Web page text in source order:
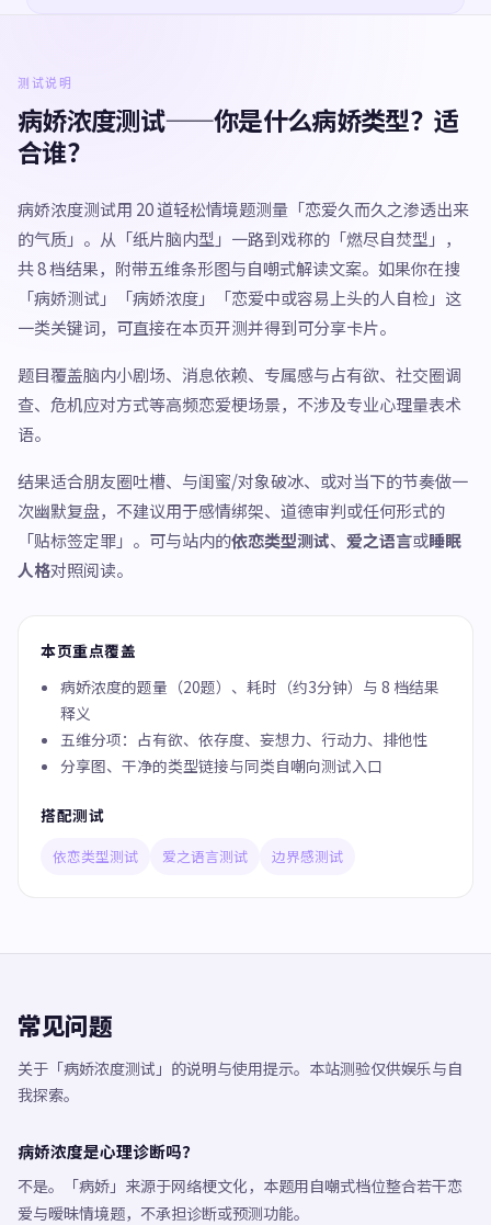
测试说明
病娇浓度测试——你是什么病娇类型？适
合谁？
病娇浓度测试用 20 道轻松情境题测量「恋爱久而久之渗透出来
的气质」。从「纸片脑内型」一路到戏称的「燃尽自焚型」，
共 8 档结果，附带五维条形图与自嘲式解读文案。如果你在搜
「病娇测试」「病娇浓度」「恋爱中或容易上头的人自检」这
一类关键词，可直接在本页开测并得到可分享卡片。
题目覆盖脑内小剧场、消息依赖、专属感与占有欲、社交圈调
查、危机应对方式等高频恋爱梗场景，不涉及专业心理量表术
语。
结果适合朋友圈吐槽、与闺蜜/对象破冰、或对当下的节奏做一
次幽默复盘，不建议用于感情绑架、道德审判或任何形式的
「贴标签定罪」。可与站内的依恋类型测试、 爱之语言或睡眠
人格对照阅读。
本页重点覆盖
病娇浓度的题量（20题）、耗时（约3分钟）与 8 档结果
释义
五维分项：占有欲、依存度、妄想力、行动力、排他性
分享图、干净的类型链接与同类自嘲向测试入口
搭配测试
依恋类型测试 爱之语言测试 边界感测试
常见问题
关于「病娇浓度测试」的说明与使用提示。本站测验仅供娱乐与自
我探索。
病娇浓度是心理诊断吗？
不是。「病娇」来源于网络梗文化，本题用自嘲式档位整合若干恋
爱与暧昧情境题，不承担诊断或预测功能。